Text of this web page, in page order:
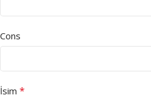
Cons
İsim *